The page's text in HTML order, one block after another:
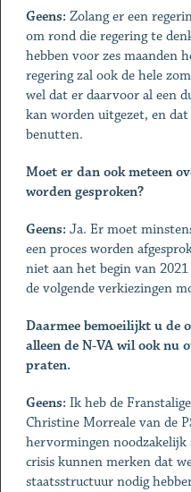
Geens: Zolang er een
om rond die regering te
hebben voor zes maanden
regering zal ook de hele
wel dat er daarvoor al een
kan worden uitgezet, en
benutten.
Moet er dan ook meteen
worden gesproken?
Geens: Ja. Er moet
een proces worden
niet aan het begin van
de volgende verkiezingen
Daarmee bemoeilijkt u de
alleen de N-VA wil ook nu
praten.
Geens: Ik heb de
Christine Morreale van de
hervormingen
crisis kunnen merken dat
staatsstructuur nodig